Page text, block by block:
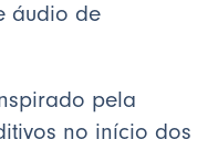
áudio de
pela
no início dos